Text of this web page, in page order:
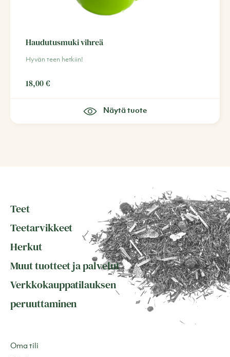
Haudutusmuki vihreä
Hyvän teen hetkiin!
18,00€
Näytä tuote
Teet
Teetarvikkeet
Herkut
Muut tuotteet ja palvelut
Verkkokauppatilauksen
peruuttaminen
Oma tili